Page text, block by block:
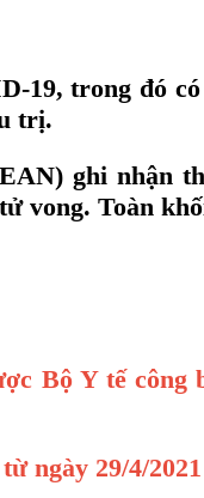
19, trong đó
trị.
ghi nhận
vong. Toàn
Bộ Y tế
ngày 29/4/